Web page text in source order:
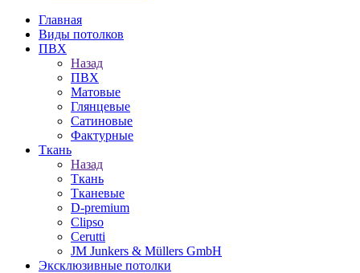
Главная
Виды потолков
ПВХ
Назад
ПВХ
Матовые
Глянцевые
Сатиновые
Фактурные
Ткань
Назад
Ткань
Тканевые
D-premium
Clipso
Cerutti
JM Junkers & Müllers GmbH
Эксклюзивные потолки